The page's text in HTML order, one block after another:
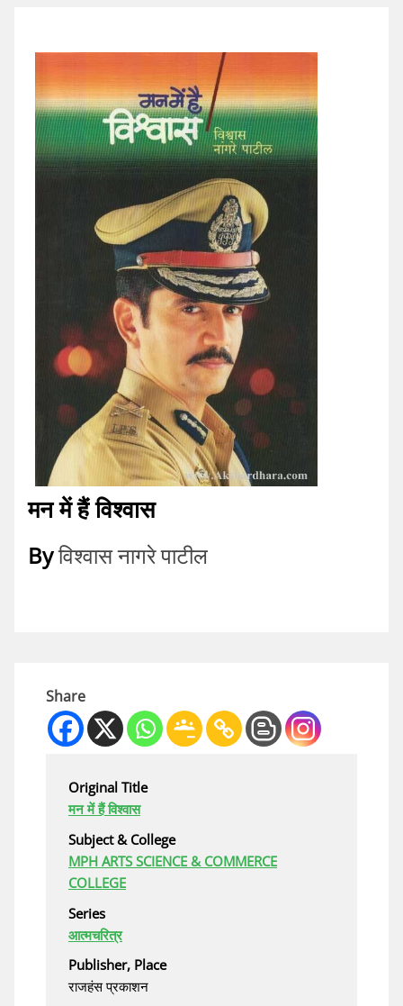
मन में हैं विश्वास
Byविश्वास नागरे पाटील
Share
Original Title
मन में हैं विश्वास
Subject & College
MPH ARTS SCIENCE & COMMERCE
COLLEGE
Series
आत्मचरित्र
Publisher, Place
राजहंस प्रकाशन